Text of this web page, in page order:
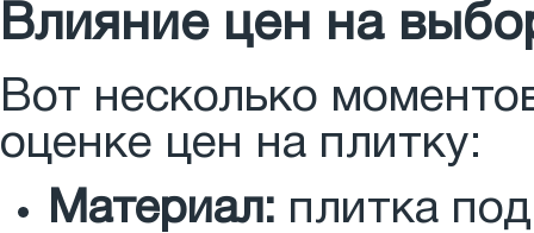
Влияние цен на
Вот несколько
оценке цен на плитку:
Материал: плитка